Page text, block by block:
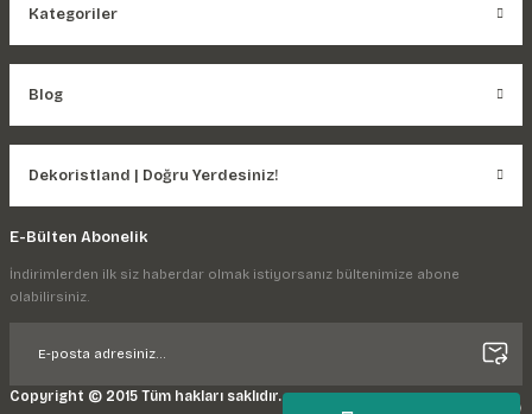
Kategoriler
Blog
Dekoristland | Doğru Yerdesiniz!
E-Bülten Abonelik
İndirimlerden ilk siz haberdar olmak istiyorsanız bültenimize abone
olabilirsiniz.
Copyright © 2015 Tüm hakları saklıdır.